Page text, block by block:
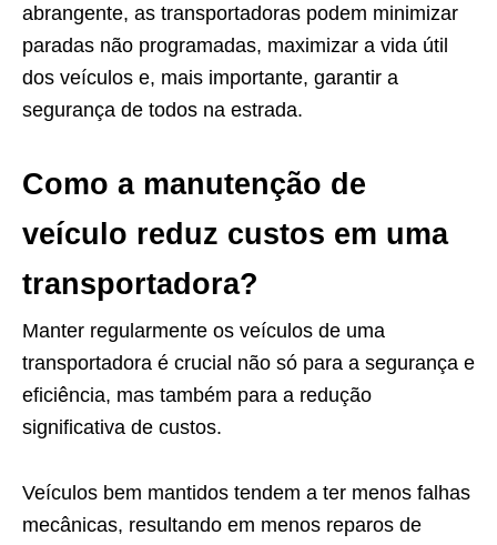
abrangente, as transportadoras podem minimizar
paradas não programadas, maximizar a vida útil
dos veículos e, mais importante, garantir a
segurança de todos na estrada.
Como a manutenção de
veículo reduz custos em uma
transportadora?
Manter regularmente os veículos de uma
transportadora é crucial não só para a segurança e
eficiência, mas também para a redução
significativa de custos.
Veículos bem mantidos tendem a ter menos falhas
mecânicas, resultando em menos reparos de